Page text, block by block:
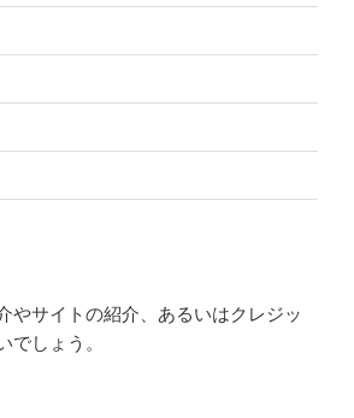
やサイトの紹介、あるいはクレジッ
でしょう。